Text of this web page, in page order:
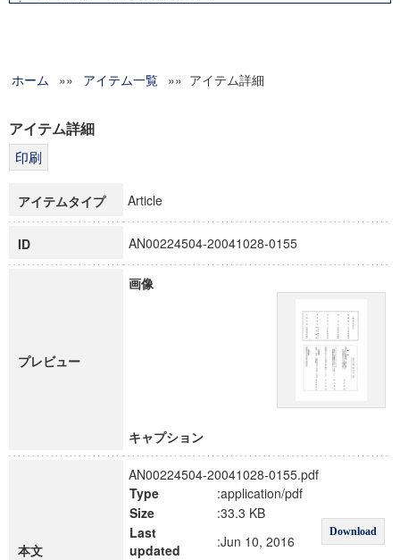
グローバルリサーチインスティテュート
科学研究費補助金研究成果報告書
博士課程教育リーディングプログラム「超成熟社会発展のサ
ホーム »» アイテム一覧 »» アイテム詳細
アイテム詳細
アイテムタイプ Article
ID AN00224504-20041028-0155
プレビュー
画像
キャプション
本文
AN00224504-20041028-0155.pdf
Type
:application/pdf
Download
Size
:33.3 KB
Last
updated
:Jun 10, 2016